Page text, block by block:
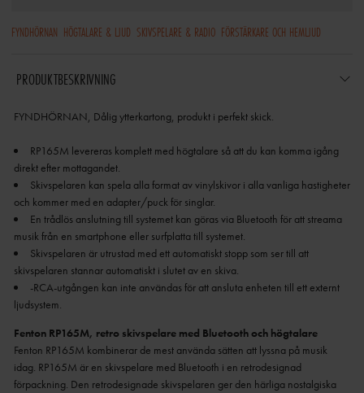
FYNDHÖRNAN HÖGTALARE & LJUD SKIVSPELARE & RADIO FÖRSTÄRKARE OCH HEMLJUD
PRODUKTBESKRIVNING
FYNDHÖRNAN, Dålig ytterkartong, produkt i perfekt skick.
RP165M levereras komplett med högtalare så att du kan komma igång
Skivspelaren kan spela alla format av vinylskivor i alla vanliga hastigheter
En trådlös anslutning till systemet kan göras via Bluetooth för att streama
Skivspelaren är utrustad med ett automatiskt stopp som ser till att
-RCA-utgången kan inte användas för att ansluta enheten till ett externt
ljudsystem.
Fenton RP165M, retro skivspelare med Bluetooth och högtalare
Fenton RP165M kombinerar de mest använda sätten att lyssna på musik
idag. RP165M är en skivspelare med Bluetooth i en retrodesignad
förpackning. Den retrodesignade skivspelaren ger den härliga nostalgiska